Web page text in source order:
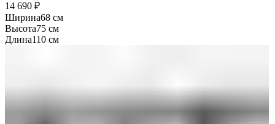
14 690 ₽
Ширина68 см
Высота75 см
Длина110 см